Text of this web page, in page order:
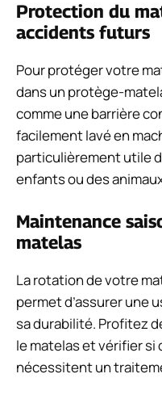
Protection du
accidents futurs
Pour protéger votre
dans un protège-
comme une barrière
facilement lavé en
particulièrement utile
enfants ou des
Maintenance
matelas
La rotation de votre
permet d’assurer une
sa durabilité. Profitez
le matelas et vérifier
nécessitent un